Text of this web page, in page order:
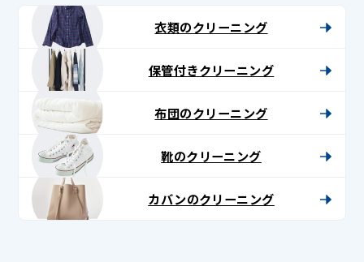
衣類のクリーニング
保管付きクリーニング
布団のクリーニング
靴のクリーニング
カバンのクリーニング